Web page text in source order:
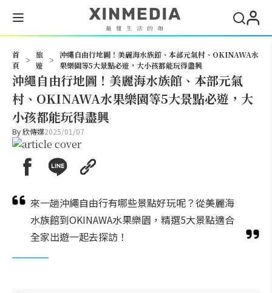
首
頁
>
旅
遊
>
沖繩自由行地圖！美麗海水族館、本部元氣村、OKINAWA水
果樂園等5大景點必遊，大小孩都能玩得盡興
沖繩自由行地圖！美麗海水族館、本部元氣
村、OKINAWA水果樂園等5大景點必遊，大
小孩都能玩得盡興
By欣傳媒2025/01/07
來一趟沖繩自由行有哪些景點好玩呢？從美麗海
水族館到OKINAWA水果樂園，精選5大景點適合
全家出遊一起去探訪！